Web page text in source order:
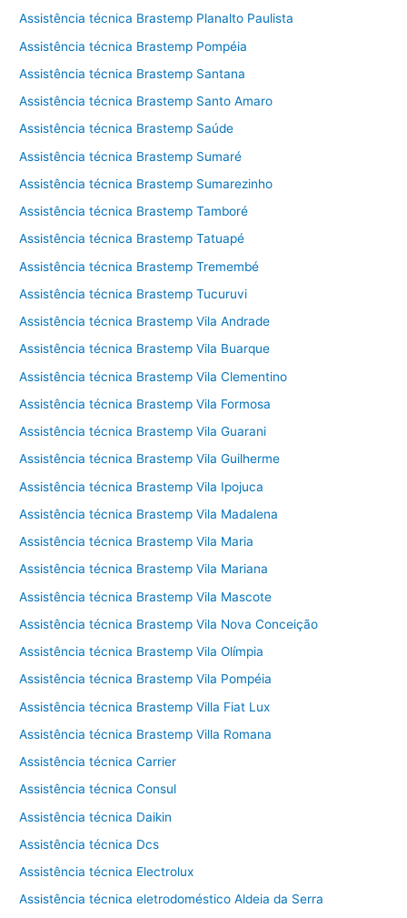
Assistência técnica Brastemp Planalto Paulista
Assistência técnica Brastemp Pompéia
Assistência técnica Brastemp Santana
Assistência técnica Brastemp Santo Amaro
Assistência técnica Brastemp Saúde
Assistência técnica Brastemp Sumaré
Assistência técnica Brastemp Sumarezinho
Assistência técnica Brastemp Tamboré
Assistência técnica Brastemp Tatuapé
Assistência técnica Brastemp Tremembé
Assistência técnica Brastemp Tucuruvi
Assistência técnica Brastemp Vila Andrade
Assistência técnica Brastemp Vila Buarque
Assistência técnica Brastemp Vila Clementino
Assistência técnica Brastemp Vila Formosa
Assistência técnica Brastemp Vila Guarani
Assistência técnica Brastemp Vila Guilherme
Assistência técnica Brastemp Vila Ipojuca
Assistência técnica Brastemp Vila Madalena
Assistência técnica Brastemp Vila Maria
Assistência técnica Brastemp Vila Mariana
Assistência técnica Brastemp Vila Mascote
Assistência técnica Brastemp Vila Nova Conceição
Assistência técnica Brastemp Vila Olímpia
Assistência técnica Brastemp Vila Pompéia
Assistência técnica Brastemp Villa Fiat Lux
Assistência técnica Brastemp Villa Romana
Assistência técnica Carrier
Assistência técnica Consul
Assistência técnica Daikin
Assistência técnica Dcs
Assistência técnica Electrolux
Assistência técnica eletrodoméstico Aldeia da Serra